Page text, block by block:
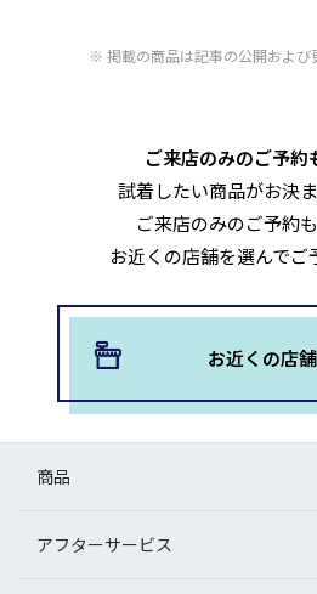
掲載の商品は記事の公開および
ご来店のみのご予約
試着したい商品がお決
ご来店のみのご予約も
お近くの店舗を選んでご
お近くの店
商品
アフターサービス